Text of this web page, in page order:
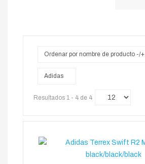
Ordenar por nombre de producto -/+
Adidas
Resultados 1 - 4 de 4